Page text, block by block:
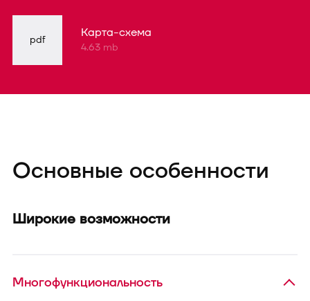
pdf Карта-схема
4.63 mb
Основные особенности
Широкие возможности
Многофункциональность